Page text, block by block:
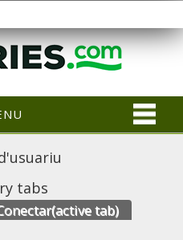
tabs
(active tab)